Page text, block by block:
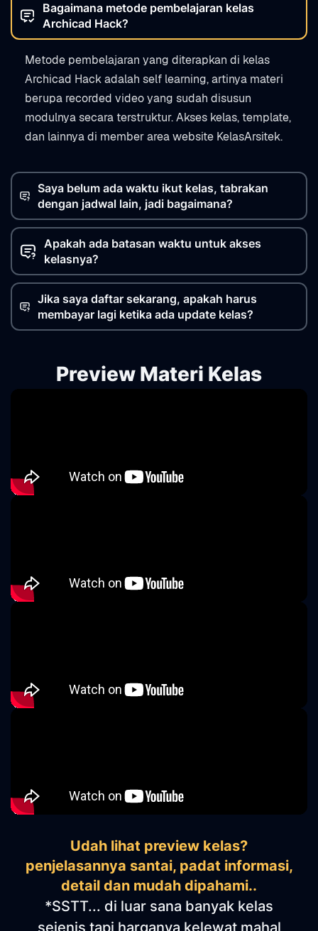
Bagaimana metode pembelajaran kelas
Archicad Hack?
Metode pembelajaran yang diterapkan di kelas
Archicad Hack adalah self learning, artinya materi
berupa recorded video yang sudah disusun
modulnya secara terstruktur. Akses kelas, template,
dan lainnya di member area website KelasArsitek.
Saya belum ada waktu ikut kelas, tabrakan
dengan jadwal lain, jadi bagaimana?
Apakah ada batasan waktu untuk akses
kelasnya?
Jika saya daftar sekarang, apakah harus
membayar lagi ketika ada update kelas?
Preview Materi Kelas
Udah lihat preview kelas?
penjelasannya santai, padat informasi,
detail dan mudah dipahami..
*SSTT... di luar sana banyak kelas
sejenis tapi harganya kelewat mahal